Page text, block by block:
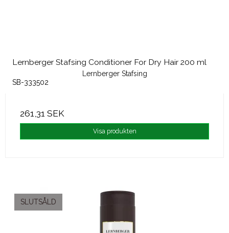
Lernberger Stafsing Conditioner For Dry Hair 200 ml
Lernberger Stafsing
SB-333502
261,31 SEK
Visa produkten
SLUTSÅLD